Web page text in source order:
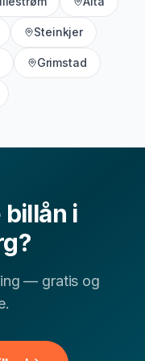
lav kredittscore?
billån-søknad?
i
sammenligne flere
passer
Steinkjer
Grimstad
billån i
?
— gratis og